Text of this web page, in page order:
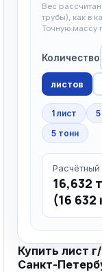
Вес
трубы), как в
Точную массу
Количество
листов
1 лист
5 тонн
Расчётный
16,632 т
(16 632
Купить лист
Санкт-